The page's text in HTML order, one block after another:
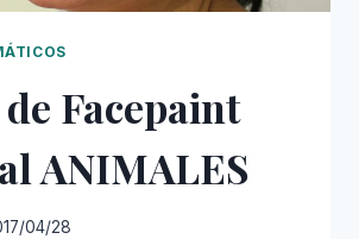
Facepaint
ANIMALES
04/28